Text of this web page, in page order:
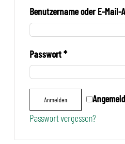
Benutzername oder E-Mail-
Passwort*
Anmelden
Passwort vergessen?